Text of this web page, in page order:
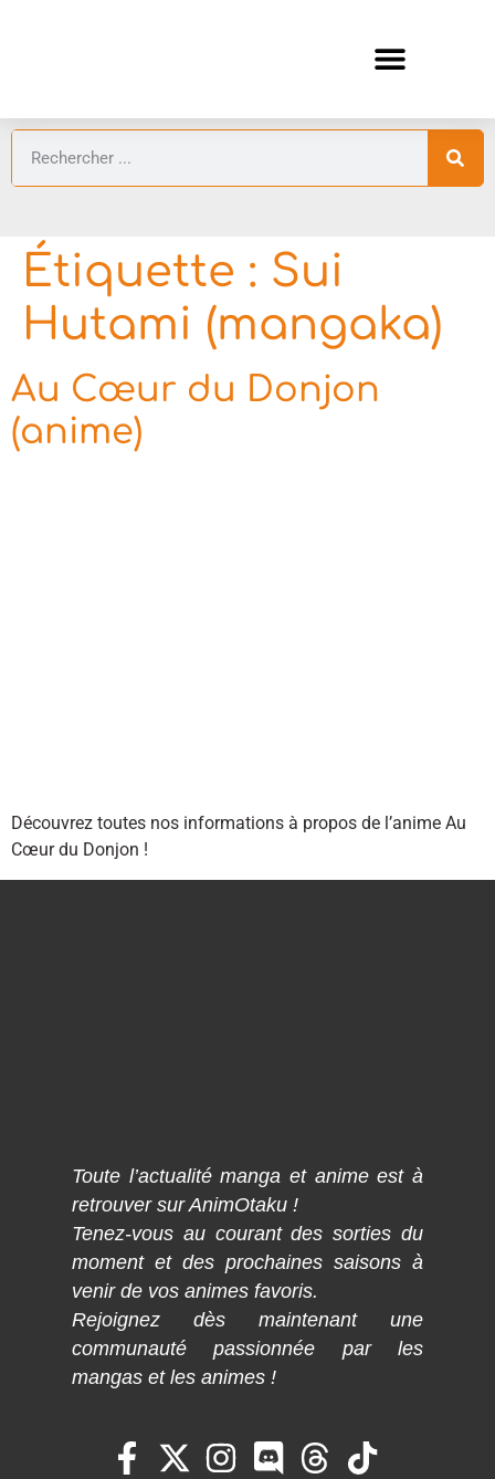
Étiquette : Sui
Hutami (mangaka)
Au Cœur du Donjon
(anime)
Découvrez toutes nos informations à propos de l’anime Au
Cœur du Donjon !
Toute l’actualité manga et anime est à
retrouver sur AnimOtaku !
Tenez-vous au courant des sorties du
moment et des prochaines saisons à
venir de vos animes favoris.
Rejoignez dès maintenant une
communauté passionnée par les
mangas et les animes !